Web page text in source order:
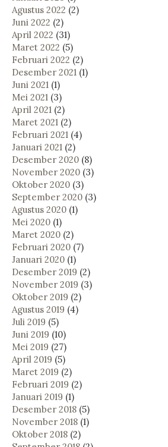
Agustus 2022 (2)
Juni 2022 (2)
April 2022 (31)
Maret 2022 (5)
Februari 2022 (2)
Desember 2021 (1)
Juni 2021 (1)
Mei 2021 (3)
April 2021 (2)
Maret 2021 (2)
Februari 2021 (4)
Januari 2021 (2)
Desember 2020 (8)
November 2020 (3)
Oktober 2020 (3)
September 2020 (3)
Agustus 2020 (1)
Mei 2020 (1)
Maret 2020 (2)
Februari 2020 (7)
Januari 2020 (1)
Desember 2019 (2)
November 2019 (3)
Oktober 2019 (2)
Agustus 2019 (4)
Juli 2019 (5)
Juni 2019 (10)
Mei 2019 (27)
April 2019 (5)
Maret 2019 (2)
Februari 2019 (2)
Januari 2019 (1)
Desember 2018 (5)
November 2018 (1)
Oktober 2018 (2)